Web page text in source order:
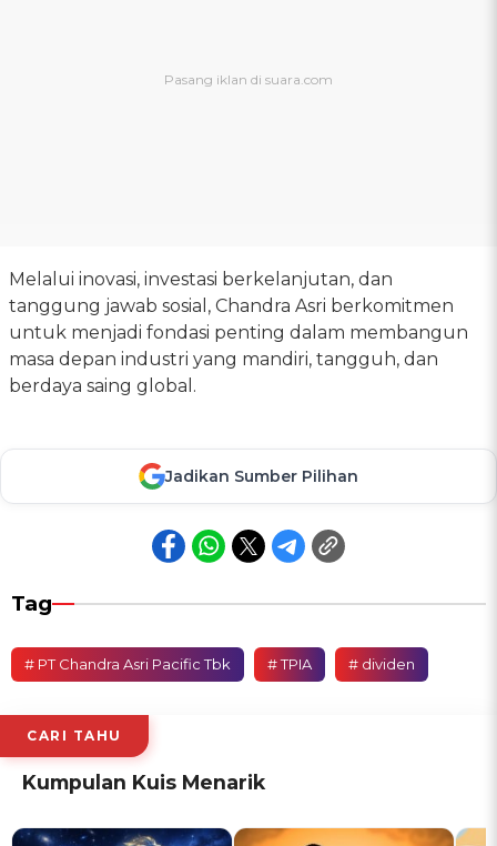
Melalui inovasi, investasi berkelanjutan, dan
tanggung jawab sosial, Chandra Asri berkomitmen
untuk menjadi fondasi penting dalam membangun
masa depan industri yang mandiri, tangguh, dan
berdaya saing global.
Jadikan Sumber Pilihan
Tag
# PT Chandra Asri Pacific Tbk # TPIA # dividen
CARI TAHU
Kumpulan Kuis Menarik